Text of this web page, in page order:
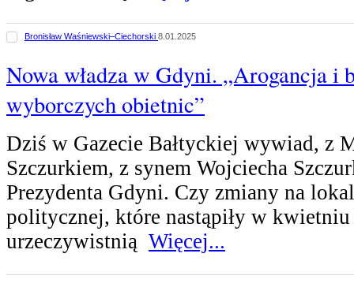
Bronisław Waśniewski–Ciechorski 8.01.2025
Nowa władza w Gdyni. „Arogancja i
wyborczych obietnic”
Dziś w Gazecie Bałtyckiej wywiad, z
Szczurkiem, z synem Wojciecha
Prezydenta Gdyni. Czy zmiany na
politycznej, które nastąpiły w
urzeczywistnią Więcej...